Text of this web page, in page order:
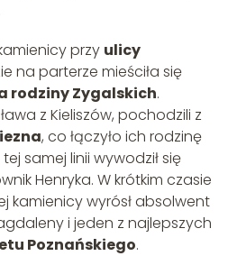
przy ulicy
na parterze mieściła się
rodziny Zygalskich.
z Kieliszów, pochodzili z
, co łączyło ich rodzinę
samej linii wywodził się
Henryka. W krótkim czasie
kamienicy wyrósł absolwent
i jeden z najlepszych
Poznańskiego.